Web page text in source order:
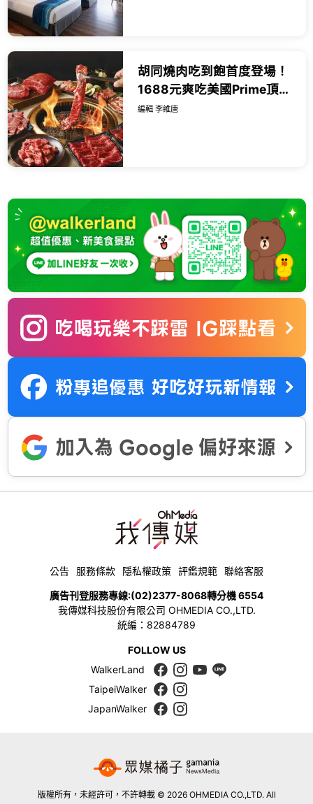
胡同燒肉吃到飽首度登場！
1688元爽吃美國Prime頂級
牛肉，七夕浪漫雙人餐999
編輯 李維唐
公告 服務條款 隱私權政策 評鑑規範 聯絡客服
廣告刊登服務專線:(02)2377-8068轉分機 6554
我傳媒科技股份有限公司 OHMEDIA CO.,LTD.
統編：82884789
FOLLOW US
WalkerLand
TaipeiWalker
JapanWalker
版權所有，未經許可，不許轉載 © 2026 OHMEDIA CO.,LTD. All